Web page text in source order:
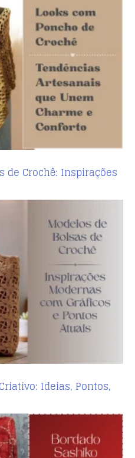
de Crochê: Inspirações
Ideias, Pontos,